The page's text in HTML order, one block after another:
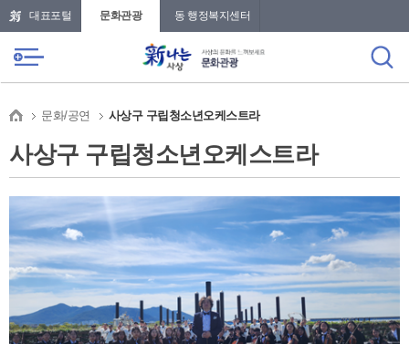
본문 바로가기
메인메뉴 바로가기
대표포털 문화관광 동 행정복지센터
문화/공연 사상구 구립청소년오케스트라
사상구 구립청소년오케스트라